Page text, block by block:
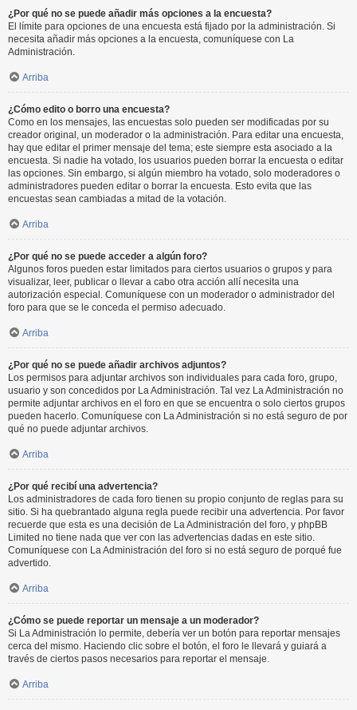
¿Por qué no se puede añadir más opciones a la encuesta?
El límite para opciones de una encuesta está fijado por la administración. Si
necesita añadir más opciones a la encuesta, comuníquese con La
Administración.
Arriba
¿Cómo edito o borro una encuesta?
Como en los mensajes, las encuestas solo pueden ser modificadas por su
creador original, un moderador o la administración. Para editar una encuesta,
hay que editar el primer mensaje del tema; este siempre esta asociado a la
encuesta. Si nadie ha votado, los usuarios pueden borrar la encuesta o editar
las opciones. Sin embargo, si algún miembro ha votado, solo moderadores o
administradores pueden editar o borrar la encuesta. Esto evita que las
encuestas sean cambiadas a mitad de la votación.
Arriba
¿Por qué no se puede acceder a algún foro?
Algunos foros pueden estar limitados para ciertos usuarios o grupos y para
visualizar, leer, publicar o llevar a cabo otra acción allí necesita una
autorización especial. Comuníquese con un moderador o administrador del
foro para que se le conceda el permiso adecuado.
Arriba
¿Por qué no se puede añadir archivos adjuntos?
Los permisos para adjuntar archivos son individuales para cada foro, grupo,
usuario y son concedidos por La Administración. Tal vez La Administración no
permite adjuntar archivos en el foro en que se encuentra o solo ciertos grupos
pueden hacerlo. Comuníquese con La Administración si no está seguro de por
qué no puede adjuntar archivos.
Arriba
¿Por qué recibí una advertencia?
Los administradores de cada foro tienen su propio conjunto de reglas para su
sitio. Si ha quebrantado alguna regla puede recibir una advertencia. Por favor
recuerde que esta es una decisión de La Administración del foro, y phpBB
Limited no tiene nada que ver con las advertencias dadas en este sitio.
Comuníquese con La Administración del foro si no está seguro de porqué fue
advertido.
Arriba
¿Cómo se puede reportar un mensaje a un moderador?
Si La Administración lo permite, debería ver un botón para reportar mensajes
cerca del mismo. Haciendo clic sobre el botón, el foro le llevará y guiará a
través de ciertos pasos necesarios para reportar el mensaje.
Arriba